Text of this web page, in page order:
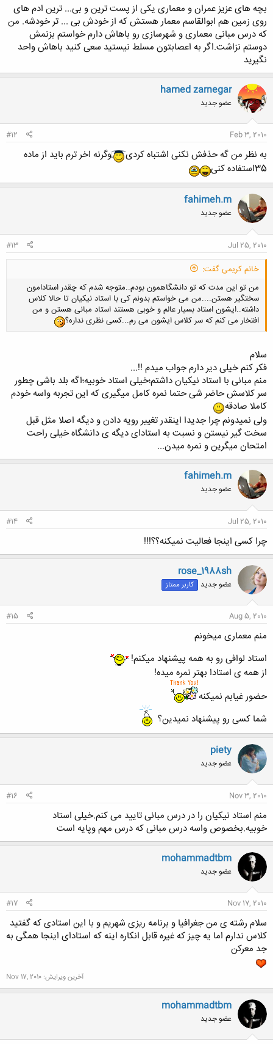
بچه های عزیز عمران و معماری یکی از پست ترین و بی... ترین ادم های
روی زمین هم ابوالقاسم معمار هستش که از خودش بی ... تر خودشه. من
که درس مبانی معماری و شهرسازی رو باهاش دارم خواستم بزنمش
دوستم نزاشت.اگر به اعصابتون مسلط نیستید سعی کنید باهاش واحد
نگیرید
hamed zarnegar
عضو جدید
Feb 3, 2010
#12
به نظر من گه حذفش نکنی اشتباه کردی
وگرنه اخر ترم باید از ماده
35استفاده کنی
fahimeh.m
عضو جدید
Jul 25, 2010
#13
خانم کریمی گفت:
من تو این مدت که تو دانشگاهمون بودم..متوجه شدم که چقدر استادامون
سختگیر هستن....من می خواستم بدونم کی با استاد نیکیان تا حالا کلاس
داشته..ایشون استاد بسیار عالم و خوبی هستند استاد مبانی هستن و من
افتخار می کنم که سر کلاس ایشون می رم...کسی نظری نداره؟
سلام
فکر کنم خیلی دیر دارم جواب میدم !!...
منم مبانی با استاد نیکیان داشتم؛خیلی استاد خوبیه؛اگه بلد باشی چطور
سر کلاسش حاضر شی حتما نمره کامل میگیری که این تجربه واسه خودم
کاملا صادقه
ولی نمیدونم چرا جدیدا اینقدر تغییر رویه دادن و دیگه اصلا مثل قبل
سخت گیر نیستن و نسبت به استادای دیگه ی دانشگاه خیلی راحت
امتحان میگرین و نمره میدن...
fahimeh.m
عضو جدید
Jul 25, 2010
#14
چرا کسی اینجا فعالیت نمیکنه؟؟!!!
rose_1988sh
عضو جدید کاربر ممتاز
Aug 5, 2010
#15
منم معماری میخونم
استاد لوافی رو به همه پیشنهاد میکنم!
از همه ی استادا بهتر نمره میده!
حضور غیابم نمیکنه
شما کسی رو پیشنهاد نمیدین؟
piety
عضو جدید
Nov 3, 2010
#16
منم استاد نیکیان را در درس مبانی تایید می کنم.خیلی استاد
خوبیه.بخصوص واسه درس مبانی که درس مهم وپایه است
mohammadtbm
عضو جدید
Nov 17, 2010
#17
سلام رشته ی من جغرافیا و برنامه ریزی شهریم و با این استادی که گفتید
کلاس ندارم اما یه چیز که غیره قابل انکاره اینه که استادای اینجا همگی به
جد معرکن
آخرین ویرایش: Nov 17, 2010
mohammadtbm
عضو جدید